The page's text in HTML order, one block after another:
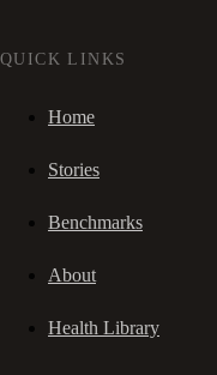
QUICK LINKS
Home
Stories
Benchmarks
About
Health Library